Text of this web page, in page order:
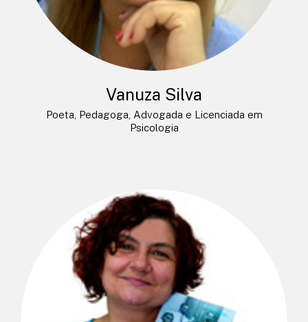
Vanuza Silva
Poeta, Pedagoga, Advogada e Licenciada em
Psicologia